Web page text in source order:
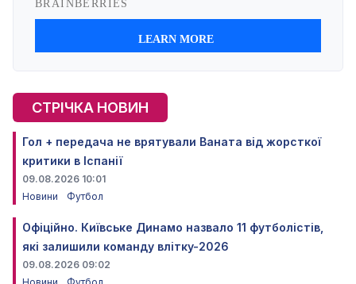
СТРІЧКА НОВИН
Гол + передача не врятували Ваната від жорсткої
критики в Іспанії
09.08.2026 10:01
Новини
Футбол
Офіційно. Київське Динамо назвало 11 футболістів,
які залишили команду влітку-2026
09.08.2026 09:02